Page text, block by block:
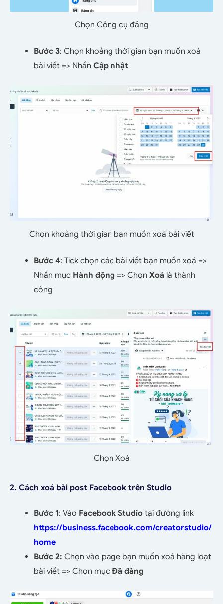
Chọn Công cụ đăng
Bước 3: Chọn khoảng thời gian bạn muốn xoá
bài viết => Nhấn Cập nhật
Chọn khoảng thời gian bạn muốn xoá bài viết
Bước 4: Tick chọn các bài viết bạn muốn xoá =>
Nhấn mục Hành động => Chọn Xoá là thành
công
Chọn Xoá
2. Cách xoá bài post Facebook trên Studio
Bước 1: Vào Facebook Studio tại đường link
https://business.facebook.com/creatorstudio/
home
Bước 2: Chọn vào page bạn muốn xoá hàng loạt
bài viết => Chọn mục Đã đăng